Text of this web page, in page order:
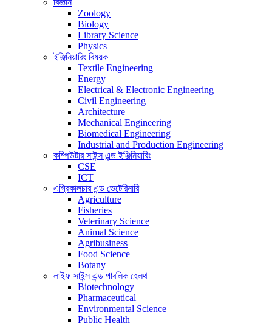
Zoology
Biology
Library Science
Physics
ইঞ্জিনিয়ারিং বিষয়ক
Textile Engineering
Energy
Electrical & Electronic Engineering
Civil Engineering
Architecture
Mechanical Engineering
Biomedical Engineering
Industrial and Production Engineering
কম্পিউটার সাইন্স এন্ড ইঞ্জিনিয়ারিং
CSE
ICT
এগ্রিকালচার এন্ড ভেটেরিনারি
Agriculture
Fisheries
Veterinary Science
Animal Science
Agribusiness
Food Science
Botany
লাইফ সাইন্স এন্ড পাবলিক হেলথ
Biotechnology
Pharmaceutical
Environmental Science
Public Health